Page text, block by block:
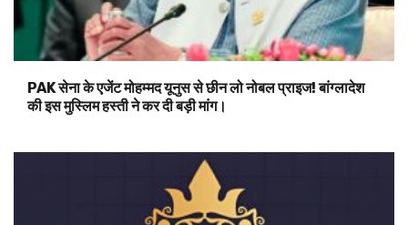
PAK सेना के एजेंट मोहम्मद यूनुस से छीन लो नोबल प्राइज! बांग्लादेश
की इस मुस्लिम हस्ती ने कर दी बड़ी मांग।